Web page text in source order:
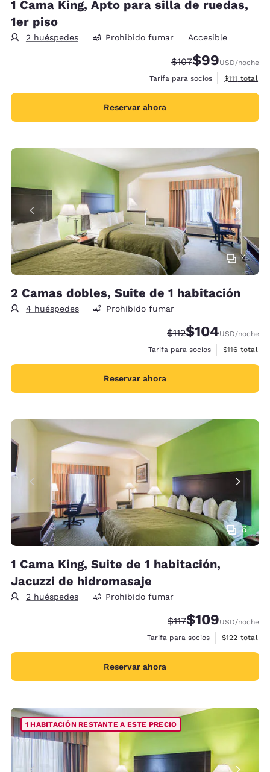
1 Cama King, Apto para silla de ruedas,
1er piso
2 huéspedes Prohibido fumar Accesible
Precio tachado:
$107Precio con
$99USD/noche
Tarifa para socios
Ver detalles
$111 total
Reservar ahora
4
2 Camas dobles, Suite de 1 habitación
4 huéspedes Prohibido fumar
Precio tachado:
$112Precio con
$104USD/noche
Tarifa para socios
Ver detalles
$116 total
Reservar ahora
6
1 Cama King, Suite de 1 habitación,
Jacuzzi de hidromasaje
2 huéspedes Prohibido fumar
Precio tachado:
$117Precio con
$109USD/noche
Tarifa para socios
Ver detalles
$122 total
Reservar ahora
1 HABITACIÓN RESTANTE A ESTE PRECIO